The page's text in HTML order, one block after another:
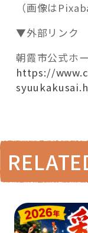
（画像は
▼外部リンク
朝霞市公式ホ
https://